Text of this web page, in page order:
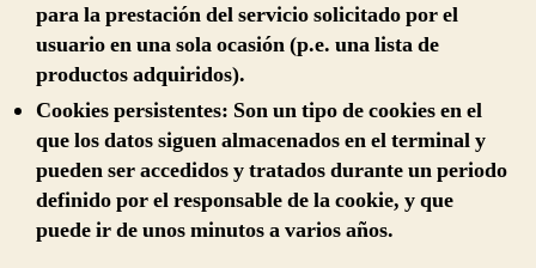
para la prestación del servicio solicitado por el
usuario en una sola ocasión (p.e. una lista de
productos adquiridos).
Cookies persistentes: Son un tipo de cookies en el
que los datos siguen almacenados en el terminal y
pueden ser accedidos y tratados durante un periodo
definido por el responsable de la cookie, y que
puede ir de unos minutos a varios años.